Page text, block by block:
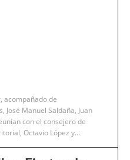
acompañado de
José Manuel Saldaña, Juan
con el consejero de
Octavio López y...